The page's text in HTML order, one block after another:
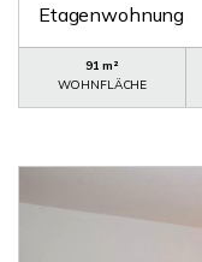
Etagenwohnung
91 m²
WOHNFLÄCHE